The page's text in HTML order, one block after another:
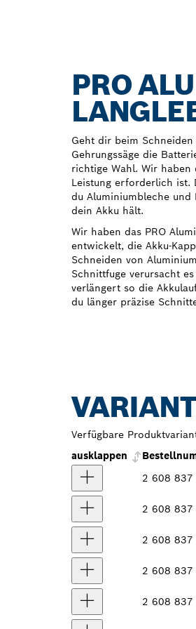
PRO
Geht dir beim
Gehrungssäge die
richtige Wahl. Wir
Leistung erforderlich ist.
du Aluminiumbleche
dein Akku hält.
Wir haben das PRO
entwickelt, die Akku-
Schneiden von
Schnittfuge verursacht
verlängert so die
du länger präzise
Verfügbare
ausklappen
2 608 837
2 608 837
2 608 837
2 608 837
2 608 837